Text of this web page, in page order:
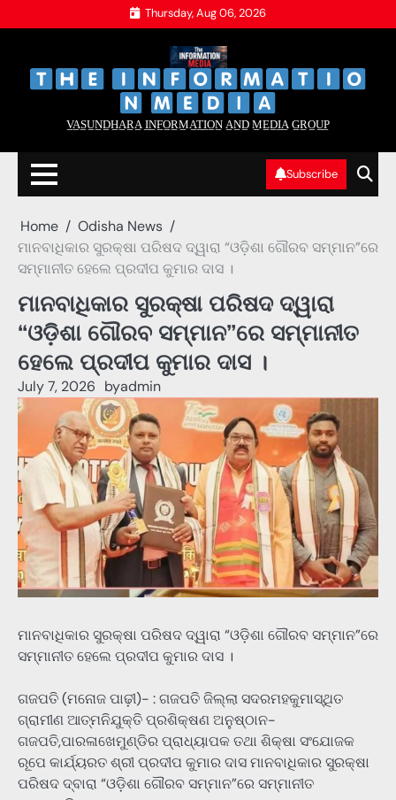
to
Thursday, Aug 06, 2026
V̲A̲S̲U̲N̲D̲H̲A̲R̲A̲ I̲N̲F̲O̲R̲M̲A̲T̲I̲O̲N̲ A̲N̲D̲ M̲E̲D̲I̲A̲ G̲R̲O̲U̲P̲
Subscribe
Home
Odisha News
ମାନବାଧିକାର ସୁରକ୍ଷା ପରିଷଦ ଦ୍ୱାରା “ଓଡ଼ିଶା ଗୌରବ ସମ୍ମାନ”ରେ
ସମ୍ମାନୀତ ହେଲେ ପ୍ରଦୀପ କୁମାର ଦାସ ।
ମାନବାଧିକାର ସୁରକ୍ଷା ପରିଷଦ ଦ୍ୱାରା
“ଓଡ଼ିଶା ଗୌରବ ସମ୍ମାନ”ରେ ସମ୍ମାନୀତ
ହେଲେ ପ୍ରଦୀପ କୁମାର ଦାସ ।
July 7, 2026 byadmin
ମାନବାଧିକାର ସୁରକ୍ଷା ପରିଷଦ ଦ୍ୱାରା “ଓଡ଼ିଶା ଗୌରବ ସମ୍ମାନ”ରେ
ସମ୍ମାନୀତ ହେଲେ ପ୍ରଦୀପ କୁମାର ଦାସ ।
ଗଜପତି (ମନୋଜ ପାଢ଼ୀ)- : ଗଜପତି ଜିଲ୍ଲା ସଦରମହକୁମାସ୍ଥିତ
ଗ୍ରାମୀଣ ଆତ୍ମନିଯୁକ୍ତି ପ୍ରଶିକ୍ଷଣ ଅନୁଷ୍ଠାନ-
ଗଜପତି,ପାରଳାଖେମୁଣ୍ଡିର ପ୍ରାଧ୍ୟାପକ ତଥା ଶିକ୍ଷା ସଂଯୋଜକ
ରୂପେ କାର୍ଯ୍ୟରତ ଶ୍ରୀ ପ୍ରଦୀପ କୁମାର ଦାସ ମାନବାଧିକାର ସୁରକ୍ଷା
ପରିଷଦ ଦ୍ବାରା “ଓଡ଼ିଶା ଗୌରବ ସମ୍ମାନ”ରେ ସମ୍ମାନୀତ